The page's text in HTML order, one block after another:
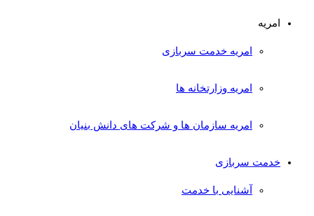
امریه
امریه خدمت سربازی
امریه وزارتخانه ها
امریه سازمان ها و شرکت های دانش بنیان
خدمت سربازی
آشنایی با خدمت